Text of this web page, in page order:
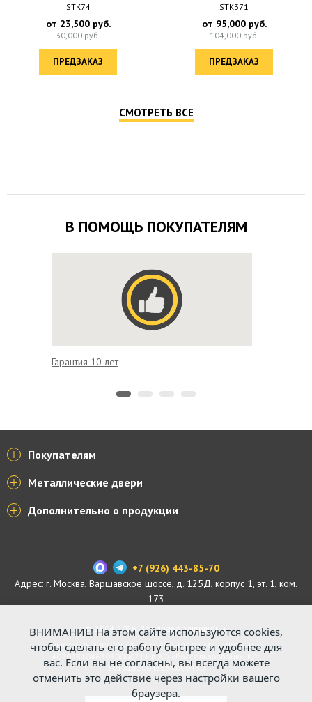
STK74
от 23,500руб.
30,000руб.
ПРЕДЗАКАЗ
STK371
от 95,000руб.
104,000руб.
ПРЕДЗАКАЗ
СМОТРЕТЬ ВСЕ
В ПОМОЩЬ ПОКУПАТЕЛЯМ
Гарантия 10 лет
Покупателям
Металлические двери
Дополнительно о продукции
+7 (926) 443-85-70
Адрес: г. Москва, Варшавское шоссе, д. 125Д, корпус 1, эт. 1, ком.
173
© 2004-2026. Все права защищены.
ООО «СПЕЦПРОФКОНТУР», ОГРН 1187746529816. Р/с:
40702810463030000711 в АО «Россельхозбанк». К/с:
30101810045250000430
ВНИМАНИЕ! На этом сайте используются cookies,
чтобы сделать его работу быстрее и удобнее для
вас. Если вы не согласны, вы всегда можете
отменить это действие через настройки вашего
браузера.